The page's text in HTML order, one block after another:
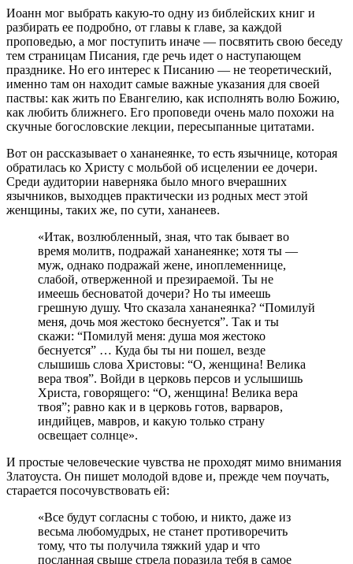
Иоанн мог выбрать какую-то одну из библейских книг и
разбирать ее подробно, от главы к главе, за каждой
проповедью, а мог поступить иначе — посвятить свою беседу
тем страницам Писания, где речь идет о наступающем
празднике. Но его интерес к Писанию — не теоретический,
именно там он находит самые важные указания для своей
паствы: как жить по Евангелию, как исполнять волю Божию,
как любить ближнего. Его проповеди очень мало похожи на
скучные богословские лекции, пересыпанные цитатами.
Вот он рассказывает о хананеянке, то есть язычнице, которая
обратилась ко Христу с мольбой об исцелении ее дочери.
Среди аудитории наверняка было много вчерашних
язычников, выходцев практически из родных мест этой
женщины, таких же, по сути, хананеев.
«Итак, возлюбленный, зная, что так бывает во
время молитв, подражай хананеянке; хотя ты —
муж, однако подражай жене, иноплеменнице,
слабой, отверженной и презираемой. Ты не
имеешь бесноватой дочери? Но ты имеешь
грешную душу. Что сказала хананеянка? “Помилуй
меня, дочь моя жестоко беснуется”. Так и ты
скажи: “Помилуй меня: душа моя жестоко
беснуется” … Куда бы ты ни пошел, везде
слышишь слова Христовы: “О, женщина! Велика
вера твоя”. Войди в церковь персов и услышишь
Христа, говорящего: “О, женщина! Велика вера
твоя”; равно как и в церковь готов, варваров,
индийцев, мавров, и какую только страну
освещает солнце».
И простые человеческие чувства не проходят мимо внимания
Златоуста. Он пишет молодой вдове и, прежде чем поучать,
старается посочувствовать ей:
«Все будут согласны с тобою, и никто, даже из
весьма любомудрых, не станет противоречить
тому, что ты получила тяжкий удар и что
посланная свыше стрела поразила тебя в самое